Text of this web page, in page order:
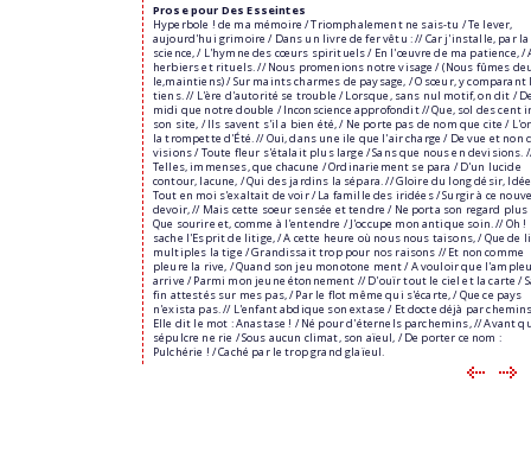
Prose pour Des Esseintes
Hyperbole ! de ma mémoire / Triomphalement ne sais-tu / Te lever,
aujourd'hui grimoire / Dans un livre de fer vêtu : // Car j'installe, par la
science, / L'hymne des cœurs spirituels / En l'œuvre de ma patience, /
herbiers et rituels. // Nous promenions notre visage / (Nous fûmes
le,maintiens) / Sur maints charmes de paysage, / O sœur, y comparant
tiens. // L'ère d'autorité se trouble / Lorsque, sans nul motif, on dit /
midi que notre double / Inconscience approfondit // Que, sol des cent
son site, / Ils savent s'il a bien été, / Ne porte pas de nom que cite /
la trompette d'Été. // Oui, dans une ile que l'air charge / De vue et non
visions / Toute fleur s'étalait plus large / Sans que nous en devisions.
Telles, immenses, que chacune / Ordinariement se para / D'un lucide
contour, lacune, / Qui des jardins la sépara. // Gloire du long désir,
Tout en moi s'exaltait de voir / La famille des iridées / Surgir à ce
devoir, // Mais cette soeur sensée et tendre / Ne porta son regard
Que sourire et, comme à l'entendre / J'occupe mon antique soin. // Oh !
sache l'Esprit de litige, / A cette heure où nous nous taisons, / Que de
multiples la tige / Grandissait trop pour nos raisons // Et non comme
pleure la rive, / Quand son jeu monotone ment / A vouloir que
arrive / Parmi mon jeune étonnement // D'ouïr tout le ciel et la carte /
fin attestés sur mes pas, / Par le flot même qui s'écarte, / Que ce pays
n'exista pas. // L'enfant abdique son extase / Et docte déjà par
Elle dit le mot : Anastase ! / Né pour d'éternels parchemins, // Avant
sépulcre ne rie / Sous aucun climat, son aïeul, / De porter ce nom :
Pulchérie ! / Caché par le trop grand glaïeul.